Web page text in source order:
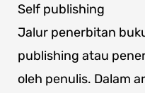
Self publishing
Jalur penerbitan
publishing atau
oleh penulis. Dalam